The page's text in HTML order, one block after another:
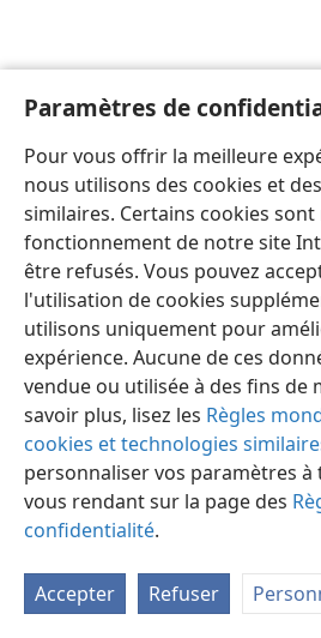
Paramètres de
Pour vous offrir la meilleure
nous utilisons des cookies et
similaires. Certains cookies sont
fonctionnement de notre site
être refusés. Vous pouvez
l'utilisation de cookies
utilisons uniquement pour
expérience. Aucune de ces
vendue ou utilisée à des fins de
savoir plus, lisez les Règles
cookies et technologies
personnaliser vos paramètres
vous rendant sur la page des
confidentialité.
Accepter Refuser
Copyright© 2026 Watch Tower Bible and
Conditions d’utilisation
Paramètres de confidentialité